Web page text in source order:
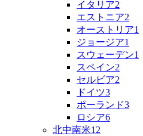
イタリア2
エストニア2
オーストリア1
ジョージア1
スウェーデン1
スペイン2
セルビア2
ドイツ3
ポーランド3
ロシア6
北中南米12